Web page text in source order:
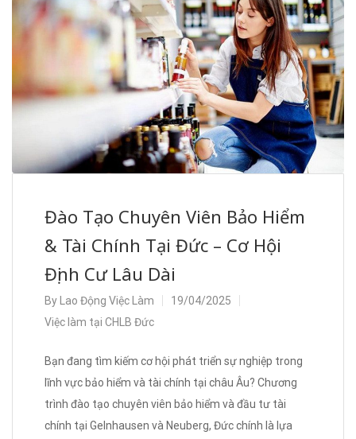
Đào Tạo Chuyên Viên Bảo Hiểm
& Tài Chính Tại Đức – Cơ Hội
Định Cư Lâu Dài
By Lao Động Việc Làm
19/04/2025
Việc làm tại CHLB Đức
Bạn đang tìm kiếm cơ hội phát triển sự nghiệp trong
lĩnh vực bảo hiểm và tài chính tại châu Âu? Chương
trình đào tạo chuyên viên bảo hiểm và đầu tư tài
chính tại Gelnhausen và Neuberg, Đức chính là lựa